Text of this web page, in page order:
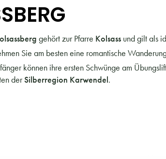
gehört zur Pfarre Kolsass und gilt als
Sie am besten eine romantische
können ihre ersten Schwünge am
derSilberregion Karwendel.